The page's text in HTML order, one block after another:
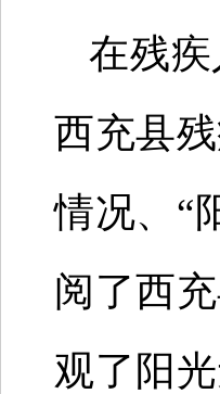
在残
西充县
情况、“
阅了西
观了阳